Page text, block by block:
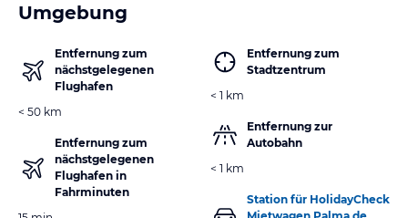
Umgebung
Entfernung zum
nächstgelegenen
Flughafen
< 50 km
Entfernung zum
nächstgelegenen
Flughafen in
Fahrminuten
Entfernung zum
Stadtzentrum
< 1 km
Entfernung zur
Autobahn
< 1 km
Station für HolidayCheck